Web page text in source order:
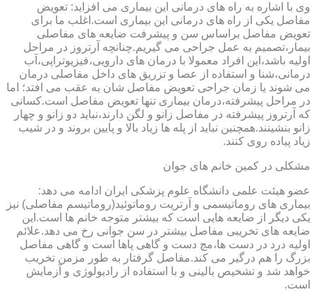
وی با اشاره به راه های درمانی این بیماری می افزاید: تعویض
مفاصل یکی از راه های درمانی این بیماری است.اغلب ما برای
تعویض مفاصل براساس سن و پیشرفت ضایعه های مفاصلی
بیمار،تصمیم به عمل جراحی می گیریم.چنانچه آرتروز در مراحل
اولیه باشد،این افراد معمولا با درمان های دارویی،فیزیوتراپی،آب
درمانی،شنا و استفاده از عصا و تزریق های داخل مفاصلی درمان
می شوند یا زمان جراحی تعویض مفاصل شان به عقب می افتد؛ اما
در مراحل پیشرفته،درمان بیماری تنها تعویض مفاصل است.کسانی
که آرتروز پیشرفته در مفاصل زانو و لگن دارند،نباید دو زانو و چهار
زانو بنشینند.همچنین نباید از پله ها زیاد بالا و پایین بروند و در شیب
زیاد پیاده روی کنند.
مشکلی در کمین خانم های جوان
عضو هیئت علمی دانشگاه علوم پزشکی ایران ادامه می دهد:
بیماری های روماتیسمی و آرتریت روماتوئید(روماتیسم مفاصلی) نیز
یکی دیگر از ضایعه هایی است که بیشتر متوجه خانم ها است.این
ضایعه های تخریبی مفاصل بیشتر در سن جوانی رخ می دهد.علائم
اولیه درد در دست ها،مچ دست و گاهی پاها است و گاهی مفاصل
بزرگ را هم درگیر می کند.مفاصل گرفتار به طور مزمن تخریب
خواهد شد و تشخیص بالینی و با استفاده از رادیولوژی و آزمایش
است.